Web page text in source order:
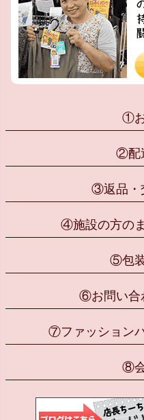
①
②配
③返品・
④施設の方の
⑤包
⑥お問い合
⑦ファッション
⑧